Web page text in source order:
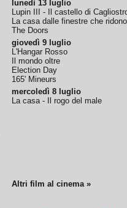
lunedì 13 luglio
Lupin III - Il castello di
La casa dalle finestre che ridono
The Doors
giovedì 9 luglio
L'Hangar Rosso
Il mondo oltre
Election Day
165' Mineurs
mercoledì 8 luglio
La casa - Il rogo del male
Altri film al cinema »